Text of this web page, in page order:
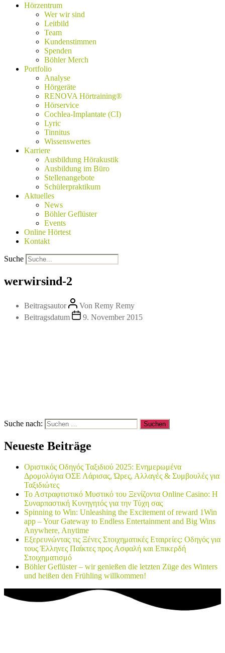
Hörzentrum
Wer wir sind
Leitbild
Team
Kundenstimmen
Spenden
Böhler Merch
Portfolio
Analyse
Hörgeräte
RENOVA Hörtraining®
Hörservice
Cochlea-Implantate (CI)
Lyric
Tinnitus
Wissenswertes
Karriere
Ausbildung Hörakustik
Ausbildung im Büro
Stellenangebote
Schülerpraktikum
Aktuelles
News
Böhler Geflüster
Events
Online Hörtest
Kontakt
Suche
werwirsind-2
Beitragsautor Von Remy Remy
Beitragsdatum
9. November 2015
Suche nach:
Neueste Beiträge
Οριστικός Οδηγός Ταξιδιού 2025: Ενημερωμένα
Δρομολόγια ΟΣΕ Λάρισας, Ώρες, Αλλαγές & Συμβουλές για
Ταξιδιώτες
Το Αστραφτιστικό Μυστικό του Ξενίζοντα Online Casino: Η
Συναρπαστική Κυνηγητός για την Τύχη σας
Spinning to Win: Unleashing the Excitement of reward 1Win
app – Your Gateway to Endless Entertainment and Big Wins
Anywhere, Anytime
Εξερευνώντας τις Ξένες Στοιχηματικές Εταιρείες: Οδηγός για
τους Έλληνες Παίκτες προς Ασφαλή και Επικερδή
Στοιχηματισμό
Böhler Geflüster – wir genießen die letzten Züge des Winters
und heißen den Frühling willkommen!